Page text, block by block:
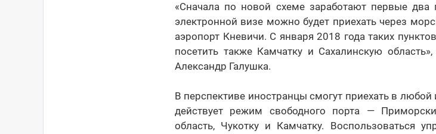
«Сначала по новой схеме заработают первые два
электронной визе можно будет приехать через
аэропорт Кневичи. С января 2018 года таких
посетить также Камчатку и Сахалинскую
Александр Галушка.
В перспективе иностранцы смогут приехать в
действует режим свободного порта —
область, Чукотку и Камчатку. Воспользоваться